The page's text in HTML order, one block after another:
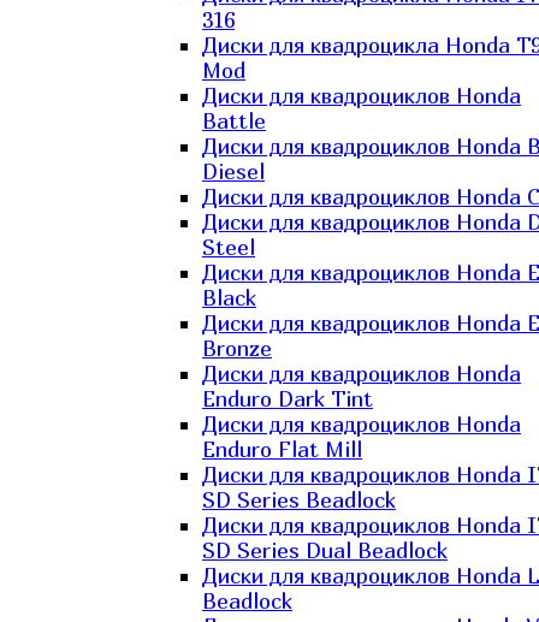
316
Диски для квадроцикла Honda
Mod
Диски для квадроциклов Honda
Battle
Диски для квадроциклов Honda
Diesel
Диски для квадроциклов Honda
Диски для квадроциклов Honda
Steel
Диски для квадроциклов Honda
Black
Диски для квадроциклов Honda
Bronze
Диски для квадроциклов Honda
Enduro Dark Tint
Диски для квадроциклов Honda
Enduro Flat Mill
Диски для квадроциклов Honda
SD Series Beadlock
Диски для квадроциклов Honda
SD Series Dual Beadlock
Диски для квадроциклов Honda
Beadlock